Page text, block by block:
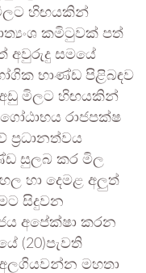
හිඟයකින්
කමිටුවක් පත්
අවුරුදු සමයේ
භාණ්ඩ පිළිබඳව
අඩු මිලට හිඟයකින්
රාජපක්ෂ
ප්‍රධානත්වය
සුලබ කර මිල
හා දෙමළ අලුත්
සිදුවන
අපේක්ෂා කරන
(20)පැවති
මහතා